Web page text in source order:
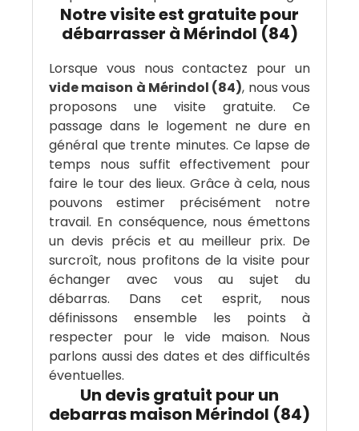
Notre visite est gratuite pour
débarrasser à Mérindol (84)
Lorsque vous nous contactez pour un
vide maison à Mérindol (84), nous vous
proposons une visite gratuite. Ce
passage dans le logement ne dure en
général que trente minutes. Ce lapse de
temps nous suffit effectivement pour
faire le tour des lieux. Grâce à cela, nous
pouvons estimer précisément notre
travail. En conséquence, nous émettons
un devis précis et au meilleur prix. De
surcroît, nous profitons de la visite pour
échanger avec vous au sujet du
débarras. Dans cet esprit, nous
définissons ensemble les points à
respecter pour le vide maison. Nous
parlons aussi des dates et des difficultés
éventuelles.
Un devis gratuit pour un
debarras maison Mérindol (84)